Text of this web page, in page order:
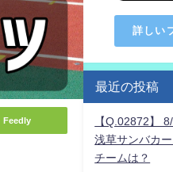
Feedly
詳しい
最近の投稿
【Q.02872】
浅草サンバカ
チームは？